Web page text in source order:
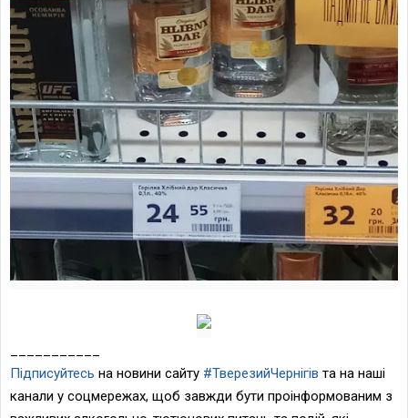
Підписуйтесь на новини сайту #ТверезийЧернігів та на наші
канали у соцмережах, щоб завжди бути проінформованим з